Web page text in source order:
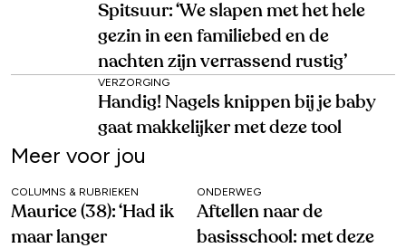
Spitsuur: ‘We slapen met het hele
gezin in een familiebed en de
nachten zijn verrassend rustig’
VERZORGING
Handig! Nagels knippen bij je baby
gaat makkelijker met deze tool
Meer voor jou
COLUMNS & RUBRIEKEN
Maurice (38): ‘Had ik
maar langer
ONDERWEG
Aftellen naar de
basisschool: met deze